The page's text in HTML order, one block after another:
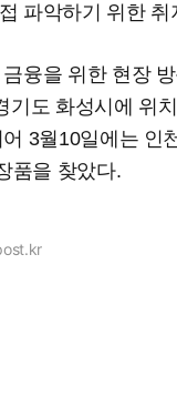
파악하기 위한 취
융을 위한 현장
기도 화성시에 위
3월10일에는 인
품을 찾았다.